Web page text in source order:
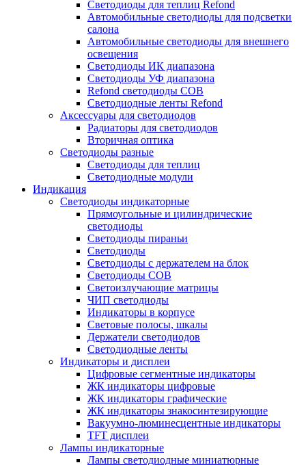
Светодиоды для теплиц Refond
Автомобильные светодиоды для подсветки
салона
Автомобильные светодиоды для внешнего
освещения
Светодиоды ИК диапазона
Светодиоды УФ диапазона
Refond светодиоды COB
Светодиодные ленты Refond
Аксессуары для светодиодов
Радиаторы для светодиодов
Вторичная оптика
Светодиоды разные
Светодиоды для теплиц
Светодиодные модули
Индикация
Светодиоды индикаторные
Прямоугольные и цилиндрические
светодиоды
Светодиоды пираньи
Светодиоды
Светодиоды с держателем на блок
Светодиоды COB
Светоизлучающие матрицы
ЧИП светодиоды
Индикаторы в корпусе
Световые полосы, шкалы
Держатели светодиодов
Светодиодные ленты
Индикаторы и дисплеи
Цифровые сегментные индикаторы
ЖК индикаторы цифровые
ЖК индикаторы графические
ЖК индикаторы знакосинтезирующие
Вакуумно-люминесцентные индикаторы
TFT дисплеи
Лампы индикаторные
Лампы светодиодные миниатюрные